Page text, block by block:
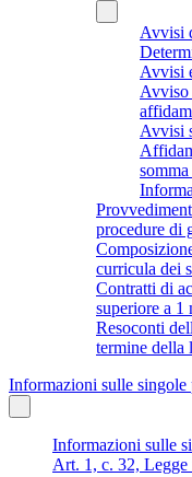
Avvisi
Avvisi
Avviso
Avvisi
procedure di
curricula dei
Contratti di
superiore a 1
Resoconti
termine della
Informazioni sulle singole
Informazioni sulle
Art. 1, c. 32, Legge